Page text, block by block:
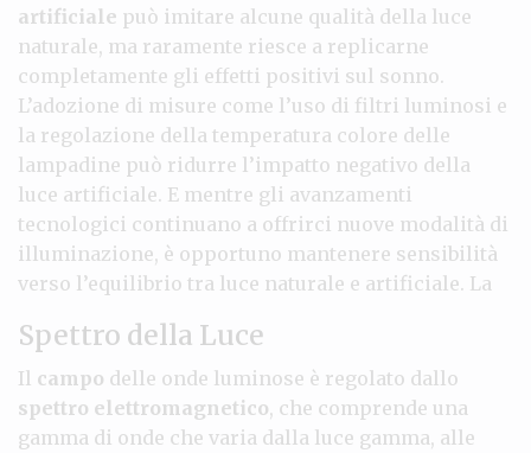
artificiale può imitare alcune qualità della luce
naturale, ma raramente riesce a replicarne
completamente gli effetti positivi sul sonno.
L’adozione di misure come l’uso di filtri luminosi e
la regolazione della temperatura colore delle
lampadine può ridurre l’impatto negativo della
luce artificiale. E mentre gli avanzamenti
tecnologici continuano a offrirci nuove modalità di
illuminazione, è opportuno mantenere sensibilità
verso l’equilibrio tra luce naturale e artificiale. La
Spettro della Luce
Il campo delle onde luminose è regolato dallo
spettro elettromagnetico, che comprende una
gamma di onde che varia dalla luce gamma, alle